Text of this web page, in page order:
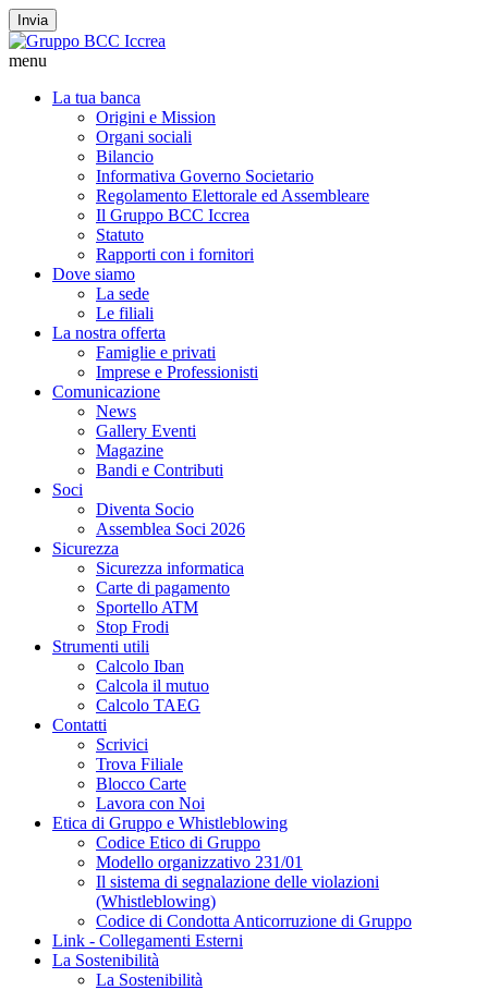
Invia
menu
La tua banca
Origini e Mission
Organi sociali
Bilancio
Informativa Governo Societario
Regolamento Elettorale ed Assembleare
Il Gruppo BCC Iccrea
Statuto
Rapporti con i fornitori
Dove siamo
La sede
Le filiali
La nostra offerta
Famiglie e privati
Imprese e Professionisti
Comunicazione
News
Gallery Eventi
Magazine
Bandi e Contributi
Soci
Diventa Socio
Assemblea Soci 2026
Sicurezza
Sicurezza informatica
Carte di pagamento
Sportello ATM
Stop Frodi
Strumenti utili
Calcolo Iban
Calcola il mutuo
Calcolo TAEG
Contatti
Scrivici
Trova Filiale
Blocco Carte
Lavora con Noi
Etica di Gruppo e Whistleblowing
Codice Etico di Gruppo
Modello organizzativo 231/01
Il sistema di segnalazione delle violazioni
(Whistleblowing)
Codice di Condotta Anticorruzione di Gruppo
Link - Collegamenti Esterni
La Sostenibilità
La Sostenibilità